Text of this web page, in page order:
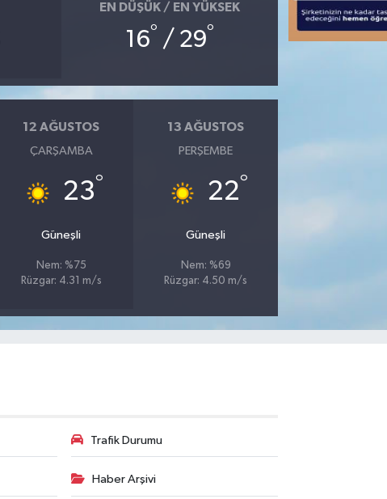
EN DÜŞÜK / EN YÜKSEK
16° / 29°
12 AĞUSTOS
ÇARŞAMBA
23°
Güneşli
Nem: %75
Rüzgar: 4.31 m/s
13 AĞUSTOS
PERŞEMBE
22°
Güneşli
Nem: %69
Rüzgar: 4.50 m/s
Trafik Durumu
Haber Arşivi